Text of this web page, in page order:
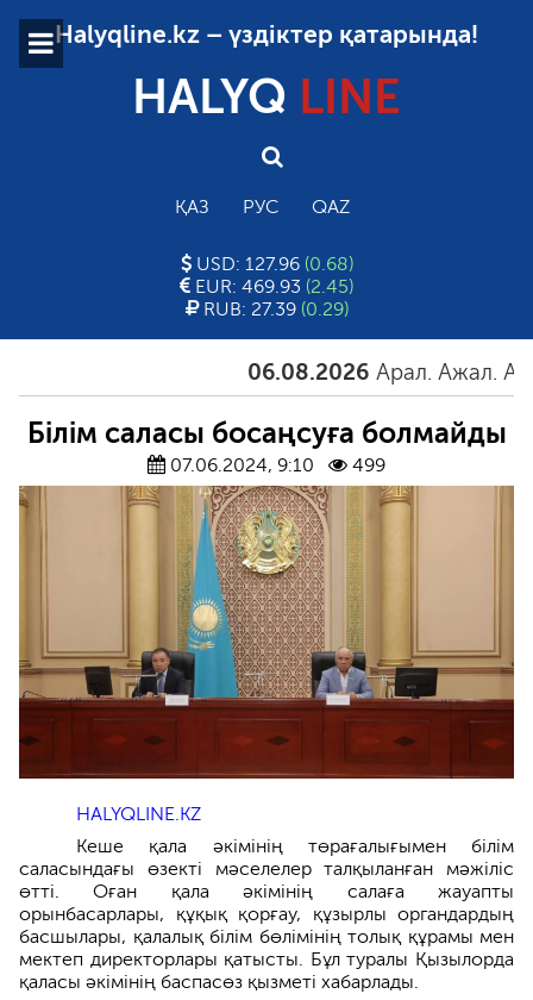
Halyqline.kz – үздіктер қатарында!
HALYQ LINE
ҚАЗ РУС QAZ
USD: 127.96 (0.68)
EUR: 469.93 (2.45)
RUB: 27.39 (0.29)
06.08.2026 Арал. Ажал. Айғақ
Білім саласы босаңсуға болмайды
07.06.2024, 9:10 499
HALYQLINE.KZ
Кеше қала әкімінің төрағалығымен білім
саласындағы өзекті мәселелер талқыланған мәжіліс
өтті. Оған қала әкімінің салаға жауапты
орынбасарлары, құқық қорғау, құзырлы органдардың
басшылары, қалалық білім бөлімінің толық құрамы мен
мектеп директорлары қатысты. Бұл туралы Қызылорда
қаласы әкімінің баспасөз қызметі хабарлады.